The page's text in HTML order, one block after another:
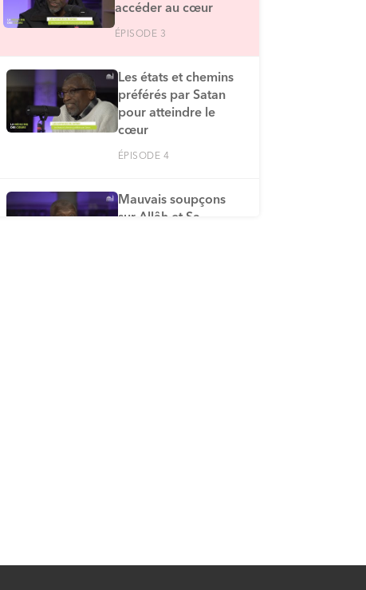
accéder au cœur
ÉPISODE 3
Les états et chemins
préférés par Satan
pour atteindre le
cœur
ÉPISODE 4
Mauvais soupçons
sur Allâh et Sa